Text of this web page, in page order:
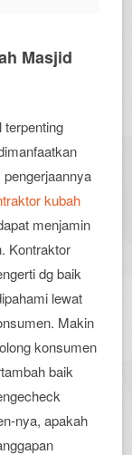
Masjid
terpenting
kubah
menjamin
Kontraktor
dg baik
lewat
Makin
konsumen
baik
nya, apakah